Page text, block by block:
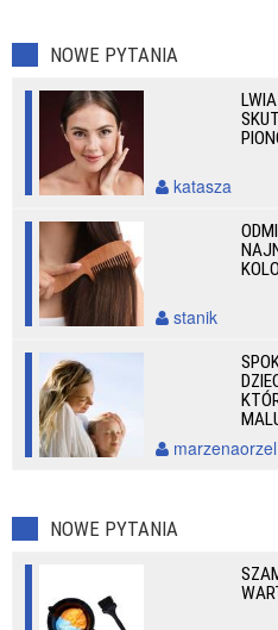
NOWE PYTANIA
katasza
stanik
marzenaorzel
NOWE PYTANIA